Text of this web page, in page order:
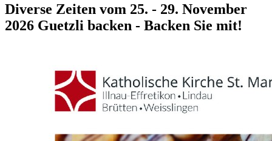
Diverse Zeiten vom 25. - 29. November
2026 Guetzli backen - Backen Sie mit!